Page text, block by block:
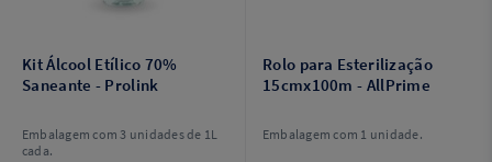
Kit Álcool Etílico 70%
Saneante - Prolink
Embalagem com 3 unidades de 1L
cada.
Rolo para Esterilização
15cmx100m - AllPrime
Embalagem com 1 unidade.